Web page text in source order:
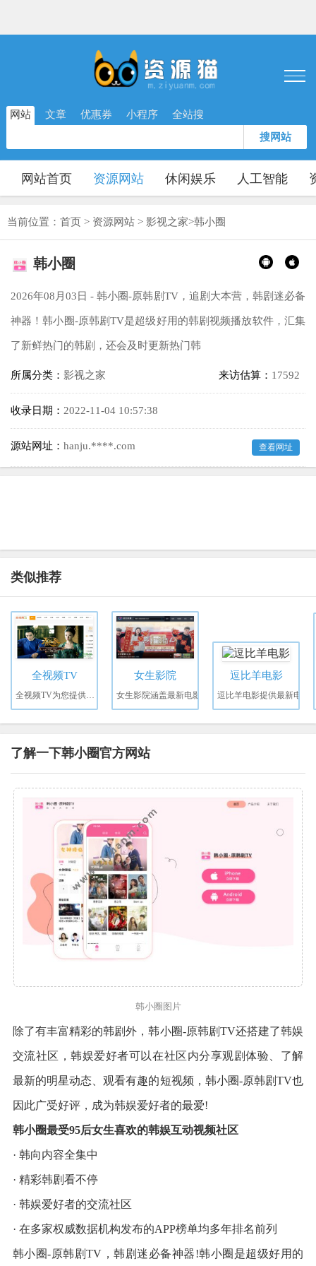
网站 文章 优惠券 小程序 全站搜
搜网站
网站首页 资源网站 休闲娱乐 人工智能
当前位置： 首页 > 资源网站 > 影视之家>韩小圈
韩小圈
2026年08月03日 - 韩小圈-原韩剧TV，追剧大本营，韩剧迷必备
神器！韩小圈-原韩剧TV是超级好用的韩剧视频播放软件，汇集
了新鲜热门的韩剧，还会及时更新热门韩
所属分类： 影视之家 来访估算： 17592
收录日期： 2022-11-04 10:57:38
源站网址： hanju.****.com 查看网址
类似推荐
全视频TV
全视频TV为您提供全网
女生影院
女生影院涵盖最新电影
逗比羊电影
逗比羊电影提供最新电
了解一下韩小圈官方网站
韩小圈图片
除了有丰富精彩的韩剧外，韩小圈-原韩剧TV还搭建了韩娱
交流社区，韩娱爱好者可以在社区内分享观剧体验、了解
最新的明星动态、观看有趣的短视频，韩小圈-原韩剧TV也
因此广受好评，成为韩娱爱好者的最爱!
韩小圈最受95后女生喜欢的韩娱互动视频社区
· 韩向内容全集中
· 精彩韩剧看不停
· 韩娱爱好者的交流社区
· 在多家权威数据机构发布的APP榜单均多年排名前列
韩小圈-原韩剧TV，韩剧迷必备神器!韩小圈是超级好用的